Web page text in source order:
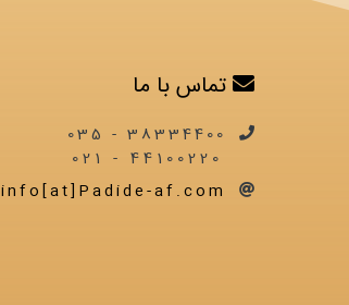
تماس با ما
38334400 - 035
info[at]Padide-af.com